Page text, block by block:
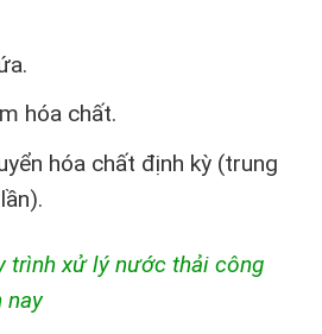
hóa chất.
hóa chất định kỳ (trung
trình xử lý nước thải công
nay